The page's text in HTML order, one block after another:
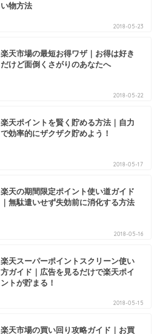
い物方法
2018-05-23
楽天市場の最短お得ワザ｜お得は好き
だけど面倒くさがりのあなたへ
2018-05-22
楽天ポイントを賢く貯める方法｜自力
で効率的にザクザク貯めよう！
2018-05-17
楽天の期間限定ポイント使い道ガイド
｜無駄遣いせず失効前に消化する方法
2018-05-16
楽天スーパーポイントスクリーン使い
方ガイド｜広告を見るだけで楽天ポイ
ントが貯まる！
2018-05-15
楽天市場の買い回り攻略ガイド｜お買